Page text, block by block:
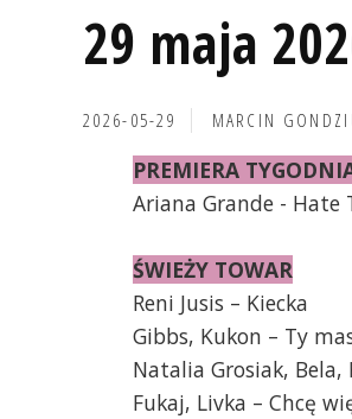
29 maja
2026-05-29 MARCIN
PREMIERA
Ariana Grande - Hate
ŚWIEŻY TOWAR
Reni Jusis – Kiecka
Gibbs, Kukon – Ty
Natalia Grosiak,
Fukaj, Livka – Chcę